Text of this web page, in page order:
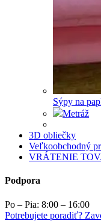
Sýpy na
Metráž
3D obliečky
Veľkoobchodný
VRÁTENIE
Podpora
Po – Pia: 8:00 – 16:00
Potrebujete poradiť?